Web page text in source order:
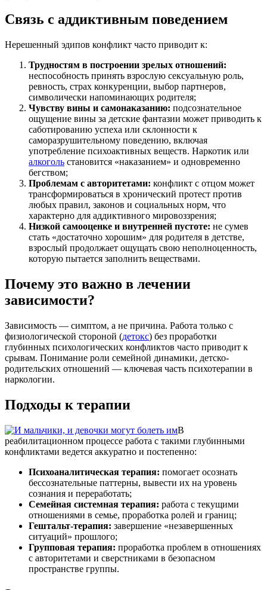
Связь с аддиктивным поведением
Нерешенный эдипов конфликт часто приводит к:
Трудностям в построении зрелых отношений:
неспособность принять взрослую сексуальную роль,
ревность, страх конкуренции, выбор партнеров,
символически напоминающих родителя;
Чувству вины и самонаказанию: подсознательное
ощущение вины за детские фантазии может приводить к
саботированию успеха или склонности к
саморазрушительному поведению, включая
употребление психоактивных веществ. Наркотик или
алкоголь становится «наказанием» и одновременно
бегством;
Проблемам с авторитетами: конфликт с отцом может
трансформироваться в хронический протест против
любых правил, законов и социальных норм, что
характерно для аддиктивного мировоззрения;
Низкой самооценке и внутренней пустоте: не сумев
стать «достаточно хорошим» для родителя в детстве,
взрослый продолжает ощущать свою неполноценность,
которую пытается заполнить веществами.
Почему это важно в лечении
зависимости?
Зависимость — симптом, а не причина. Работа только с
физиологической стороной (детокс) без проработки
глубинных психологических конфликтов часто приводит к
срывам. Понимание роли семейной динамики, детско-
родительских отношений — ключевая часть психотерапии в
наркологии.
Подходы к терапии
В
реабилитационном процессе работа с такими глубинными
конфликтами ведется аккуратно и постепенно:
Психоаналитическая терапия: помогает осознать
бессознательные паттерны, вывести их на уровень
сознания и переработать;
Семейная системная терапия: работа с текущими
отношениями в семье, проработка ролей и границ;
Гештальт-терапия: завершение «незавершенных
ситуаций» прошлого;
Групповая терапия: проработка проблем в отношениях
с авторитетами и сверстниками в безопасном
пространстве группы.